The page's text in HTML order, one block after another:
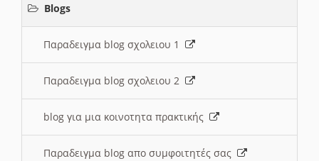
Blogs
Παραδειγμα blog σχολειου 1
Παραδειγμα blog σχολειου 2
blog για μια κοινοτητα πρακτικής
Παραδειγμα blog απο συμφοιτητές σας